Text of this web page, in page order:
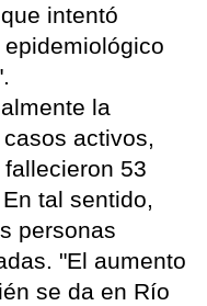
intentó
la
activos,
53
tal sentido,
personas
"El aumento
se da en Río